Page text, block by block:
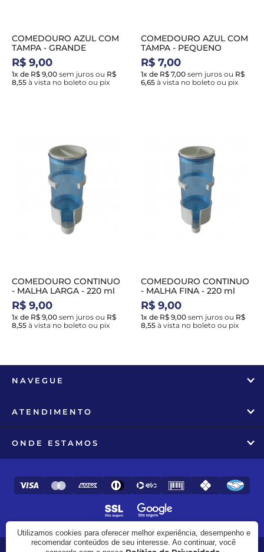
COMEDOURO AZUL COM
TAMPA - GRANDE
R$ 9,00
1x de R$ 9,00 sem juros ou R$
8,55 à vista no boleto ou pix
COMEDOURO AZUL COM
TAMPA - PEQUENO
R$ 7,00
1x de R$ 7,00 sem juros ou R$
6,65 à vista no boleto ou pix
COMEDOURO CONTINUO
- MALHA LARGA - 220 ml
R$ 9,00
1x de R$ 9,00 sem juros ou R$
8,55 à vista no boleto ou pix
COMEDOURO CONTINUO
- MALHA FINA - 220 ml
R$ 9,00
1x de R$ 9,00 sem juros ou R$
8,55 à vista no boleto ou pix
NAVEGUE
ATENDIMENTO
ONDE ESTAMOS
Utilizamos cookies para oferecer melhor experiência, desempenho e
recomendar conteúdos de seu interesse. Ao continuar, você